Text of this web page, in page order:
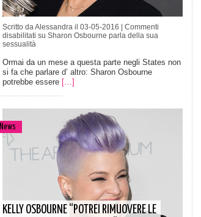
Scritto da Alessandra il 03-05-2016 | Commenti
disabilitati su Sharon Osbourne parla della sua
sessualità
Ormai da un mese a questa parte negli States non
si fa che parlare d’ altro: Sharon Osbourne
potrebbe essere […]
News
KELLY OSBOURNE “POTREI RIMUOVERE LE